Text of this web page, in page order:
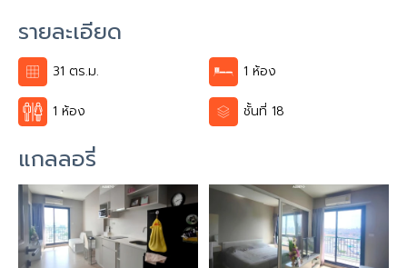
รายละเอียด
31 ตร.ม. 1 ห้อง
1 ห้อง ชั้นที่ 18
แกลลอรี่